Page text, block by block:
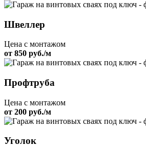
Швеллер
Цена с монтажом
от 850 руб./м
Профтруба
Цена с монтажом
от 200 руб./м
Уголок